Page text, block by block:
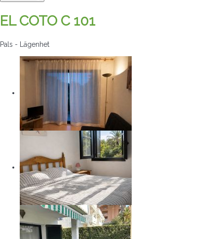
EL COTO C 101
Pals - Lägenhet